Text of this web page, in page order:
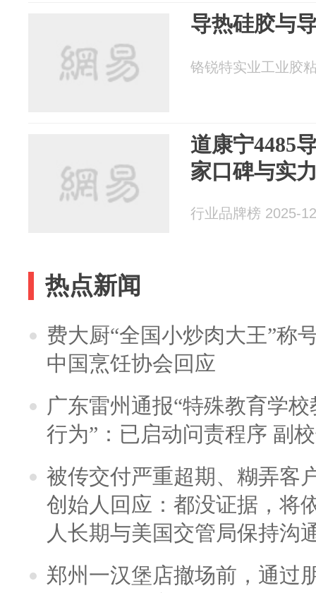
导热硅胶与
铬锐特实业工业胶
道康宁4485
家口碑与实
行业品牌榜 2025-
热点新闻
费大厨“全国小炒肉大王”称
中国烹饪协会回应
广东雷州通报“特殊教育学
行为”：已启动问责程序 副
被传交付严重超期、糊弄客
创始人回应：都没证据，将
人长期与美国交管局保持沟
郑州一汉堡店撤场前，通过